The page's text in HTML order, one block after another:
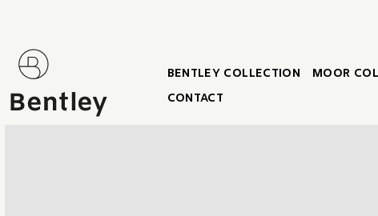
BENTLEY COLLECTION MOOR
CONTACT